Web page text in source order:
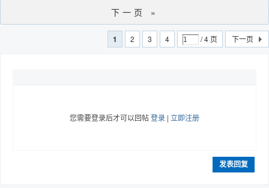
下一页 »
1 2 3 4 / 4 页 下一页
您需要登录后才可以回帖登录 | 立即注册
发表回复